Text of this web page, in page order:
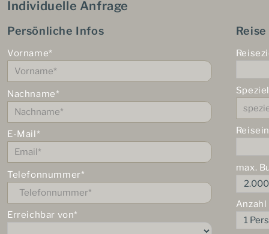
Individuelle Anfrage
Persönliche Infos
Vorname*
Nachname*
E-Mail*
Telefonnummer*
Erreichbar von*
max.